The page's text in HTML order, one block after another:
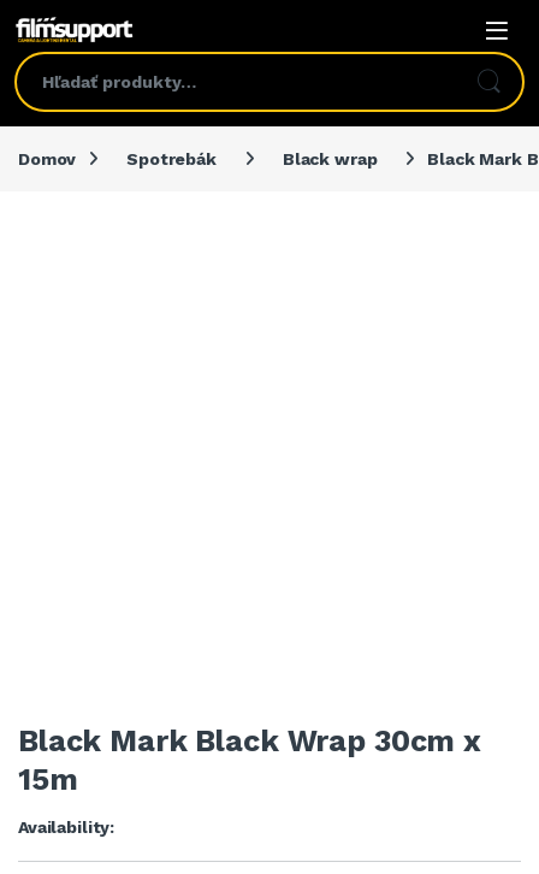
Domov Spotrebák Black wrap Black Mark
Black Mark Black Wrap 30cm x
15m
Availability: